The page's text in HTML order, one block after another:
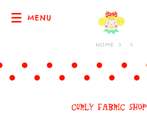
MENU
HOME